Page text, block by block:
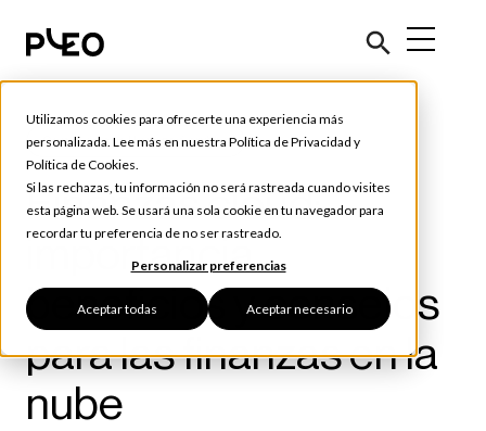
Utilizamos cookies para ofrecerte una experiencia más
personalizada. Lee más en nuestra Política de Privacidad y
Política de Cookies.
Si las rechazas, tu información no será rastreada cuando visites
esta página web. Se usará una sola cookie en tu navegador para
recordar tu preferencia de no ser rastreado.
Personalizar preferencias
Aceptar todas Aceptar necesario
Consejos y Herramientas
Finanzas cloud:
importancia,
beneficios y consejos
para las finanzas en la
nube